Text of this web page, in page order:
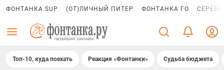
ФОНТАНКА SUP (ОТ)ЛИЧНЫЙ ПИТЕР ФОНТАНКА ГО
Топ-10, куда поехать Реакция «Фонтанки» Судьба бюджета